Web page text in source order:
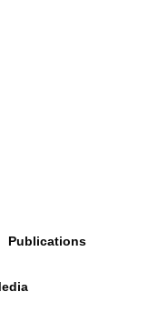
Publications